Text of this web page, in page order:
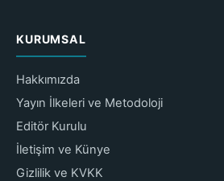
KURUMSAL
Hakkımızda
Yayın İlkeleri ve Metodoloji
Editör Kurulu
İletişim ve Künye
Gizlilik ve KVKK